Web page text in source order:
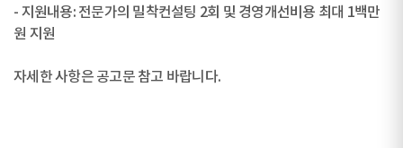
- 지원내용: 전문가의 밀착컨설팅 2회 및 경영개선비용 최대 1백만
원 지원
자세한 사항은 공고문 참고 바랍니다.